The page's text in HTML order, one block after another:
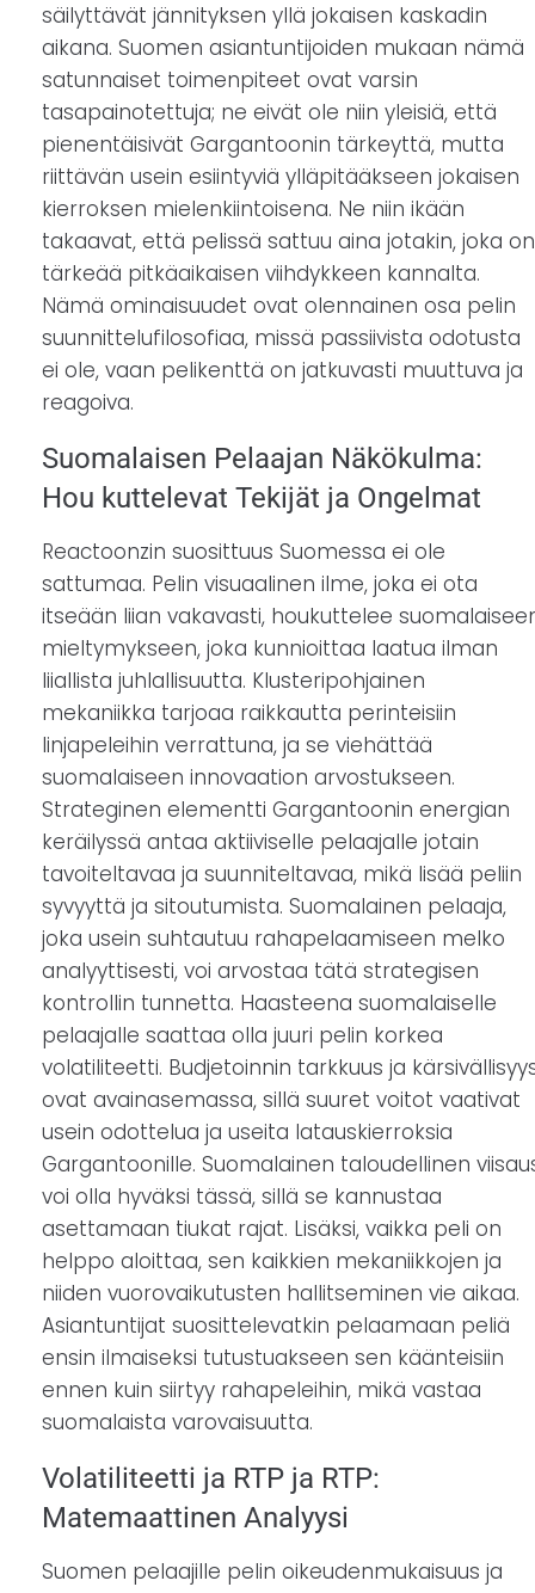
säilyttävät jännityksen yllä jokaisen kaskadin
aikana. Suomen asiantuntijoiden mukaan nämä
satunnaiset toimenpiteet ovat varsin
tasapainotettuja; ne eivät ole niin yleisiä, että
pienentäisivät Gargantoonin tärkeyttä, mutta
riittävän usein esiintyviä ylläpitääkseen jokaisen
kierroksen mielenkiintoisena. Ne niin ikään
takaavat, että pelissä sattuu aina jotakin, joka on
tärkeää pitkäaikaisen viihdykkeen kannalta.
Nämä ominaisuudet ovat olennainen osa pelin
suunnittelufilosofiaa, missä passiivista odotusta
ei ole, vaan pelikenttä on jatkuvasti muuttuva ja
reagoiva.
Suomalaisen Pelaajan Näkökulma:
Hou kuttelevat Tekijät ja Ongelmat
Reactoonzin suosittuus Suomessa ei ole
sattumaa. Pelin visuaalinen ilme, joka ei ota
itseään liian vakavasti, houkuttelee
mieltymykseen, joka kunnioittaa laatua ilman
liiallista juhlallisuutta. Klusteripohjainen
mekaniikka tarjoaa raikkautta perinteisiin
linjapeleihin verrattuna, ja se viehättää
suomalaiseen innovaation arvostukseen.
Strateginen elementti Gargantoonin energian
keräilyssä antaa aktiiviselle pelaajalle jotain
tavoiteltavaa ja suunniteltavaa, mikä lisää peliin
syvyyttä ja sitoutumista. Suomalainen pelaaja,
joka usein suhtautuu rahapelaamiseen melko
analyyttisesti, voi arvostaa tätä strategisen
kontrollin tunnetta. Haasteena suomalaiselle
pelaajalle saattaa olla juuri pelin korkea
volatiliteetti. Budjetoinnin tarkkuus ja
ovat avainasemassa, sillä suuret voitot vaativat
usein odottelua ja useita latauskierroksia
Gargantoonille. Suomalainen taloudellinen
voi olla hyväksi tässä, sillä se kannustaa
asettamaan tiukat rajat. Lisäksi, vaikka peli on
helppo aloittaa, sen kaikkien mekaniikkojen ja
niiden vuorovaikutusten hallitseminen vie aikaa.
Asiantuntijat suosittelevatkin pelaamaan peliä
ensin ilmaiseksi tutustuakseen sen käänteisiin
ennen kuin siirtyy rahapeleihin, mikä vastaa
suomalaista varovaisuutta.
Volatiliteetti ja RTP ja RTP:
Matemaattinen Analyysi
Suomen pelaajille pelin oikeudenmukaisuus ja